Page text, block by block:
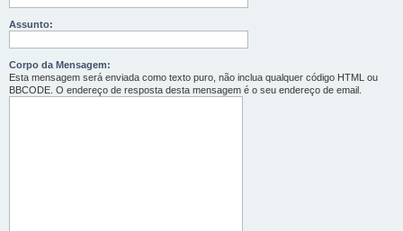
Assunto:
Corpo da Mensagem:
Esta mensagem será enviada como texto puro, não inclua qualquer código HTML ou
BBCODE. O endereço de resposta desta mensagem é o seu endereço de email.